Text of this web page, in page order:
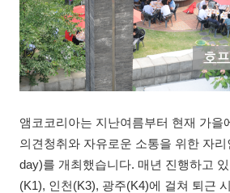
앰코코리아는 지난여름부터 현재 가을
의견청취와 자유로운 소통을 위한 자
day)를 개최했습니다. 매년 진행하고
(K1), 인천(K3), 광주(K4)에 걸쳐 퇴근